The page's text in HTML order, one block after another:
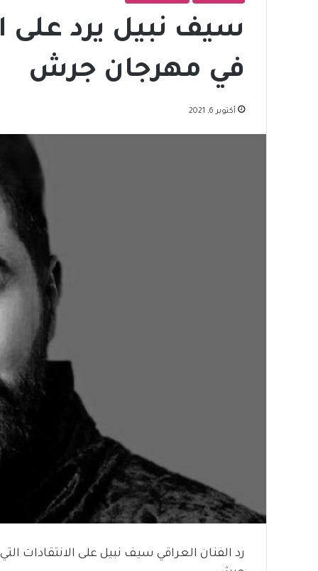
سيف نبيل يرد على
في مهرجان جرش
أكتوبر 6, 2021
رد الفنان العراقي سيف نبيل على الانتقادات